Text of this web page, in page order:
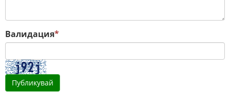
Валидация*